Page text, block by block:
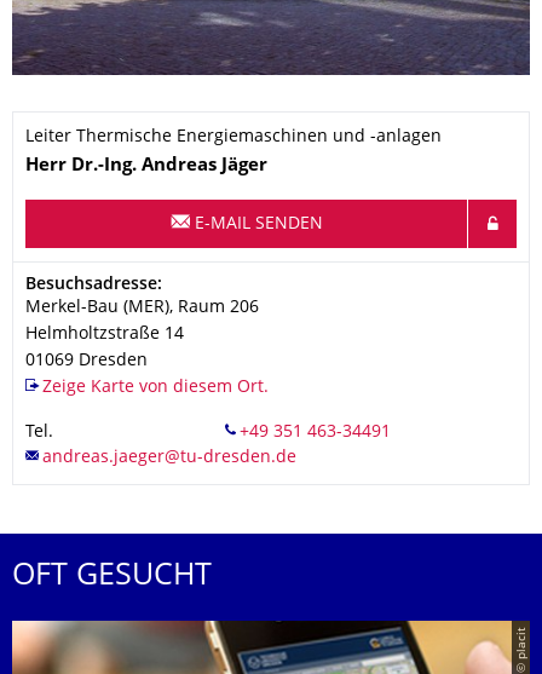
Leiter Thermische Energiemaschinen und -anlagen
Name
Herr Dr.-Ing. Andreas Jäger
E-MAIL SENDEN
Adresse
Besuchsadresse:
Merkel-Bau (MER), Raum 206
Helmholtzstraße 14
01069 Dresden
Zeige Karte von diesem Ort.
Tel.
OFT GESUCHT
© placit